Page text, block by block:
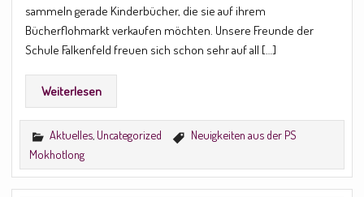
sammeln gerade Kinderbücher, die sie auf ihrem
Bücherflohmarkt verkaufen möchten. Unsere Freunde der
Schule Falkenfeld freuen sich schon sehr auf all […]
Weiterlesen
Aktuelles Uncategorized
Neuigkeiten aus der PS
Mokhotlong